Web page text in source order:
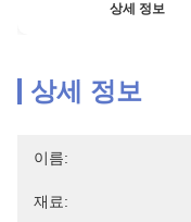
상세 정보
상세 정보
이름:
재료: